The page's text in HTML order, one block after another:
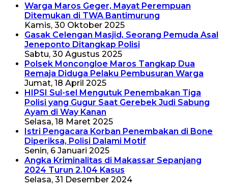
Warga Maros Geger, Mayat Perempuan
Ditemukan di TWA Bantimurung
Kamis, 30 Oktober 2025
Gasak Celengan Masjid, Seorang Pemuda Asal
Jeneponto Ditangkap Polisi
Sabtu, 30 Agustus 2025
Polsek Moncongloe Maros Tangkap Dua
Remaja Diduga Pelaku Pembusuran Warga
Jumat, 18 April 2025
HIPSI Sul-sel Mengutuk Penembakan Tiga
Polisi yang Gugur Saat Gerebek Judi Sabung
Ayam di Way Kanan
Selasa, 18 Maret 2025
Istri Pengacara Korban Penembakan di Bone
Diperiksa, Polisi Dalami Motif
Senin, 6 Januari 2025
Angka Kriminalitas di Makassar Sepanjang
2024 Turun 2.104 Kasus
Selasa, 31 Desember 2024